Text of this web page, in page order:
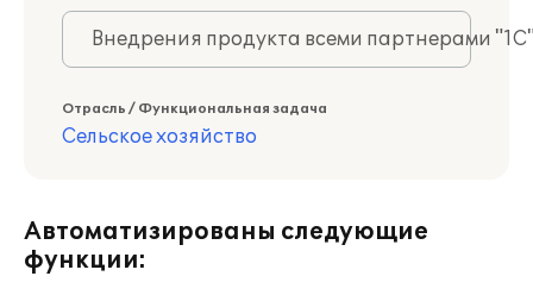
Внедрения продукта всеми партнерами
Отрасль / Функциональная задача
Сельское хозяйство
Автоматизированы следующие
функции: